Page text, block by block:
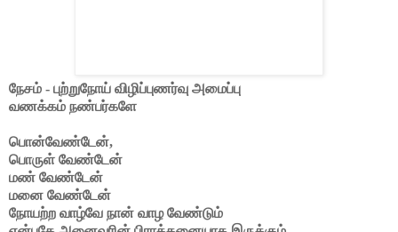
நேசம் - புற்றுநோய் விழிப்புணர்வு அமைப்பு
வணக்கம் நண்பர்களே
பொன்வேண்டேன்,
பொருள் வேண்டேன்
மண் வேண்டேன்
மனை வேண்டேன்
நோயற்ற வாழ்வே நான் வாழ வேண்டும்